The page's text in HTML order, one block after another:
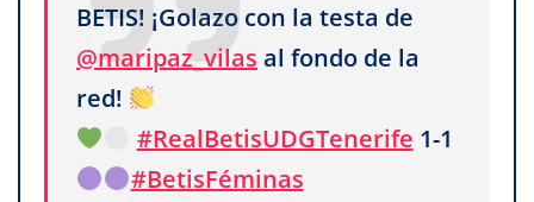
BETIS! ¡Golazo con la testa de
@maripaz_vilas al fondo de la
red!
#RealBetisUDGTenerife 1-1
#BetisFéminas